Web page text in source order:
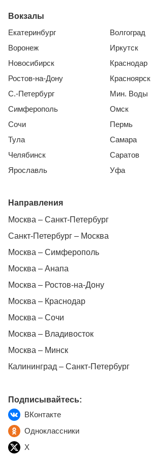
Вокзалы
Екатеринбург
Воронеж
Новосибирск
Ростов-на-Дону
С.-Петербург
Симферополь
Сочи
Тула
Челябинск
Ярославль
Волгоград
Иркутск
Краснодар
Красноярск
Мин. Воды
Омск
Пермь
Самара
Саратов
Уфа
Направления
Москва – Санкт-Петербург
Санкт-Петербург – Москва
Москва – Симферополь
Москва – Анапа
Москва – Ростов-на-Дону
Москва – Краснодар
Москва – Сочи
Москва – Владивосток
Москва – Минск
Калининград – Санкт-Петербург
Подписывайтесь:
ВКонтакте
Одноклассники
X